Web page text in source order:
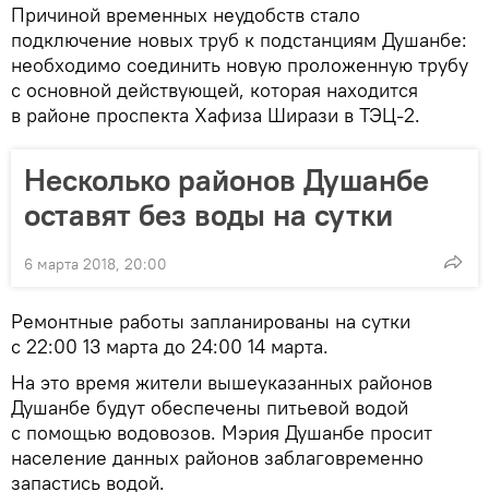
Причиной временных неудобств стало
подключение новых труб к подстанциям Душанбе:
необходимо соединить новую проложенную трубу
с основной действующей, которая находится
в районе проспекта Хафиза Ширази в ТЭЦ-2.
Несколько районов Душанбе
оставят без воды на сутки
6 марта 2018, 20:00
Ремонтные работы запланированы на сутки
с 22:00 13 марта до 24:00 14 марта.
На это время жители вышеуказанных районов
Душанбе будут обеспечены питьевой водой
с помощью водовозов. Мэрия Душанбе просит
население данных районов заблаговременно
запастись водой.